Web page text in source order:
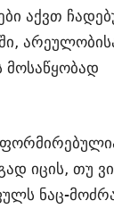
აქვთ
მოსაწყობად
იცის, თუ
ნაც-